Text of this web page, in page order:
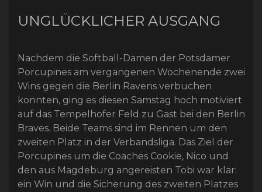
UNGLÜCKLICHER AUSGANG
Nachdem die Softball-Damen der Potsdamer
Porcupines am vergangenen Wochenende zwei
Wins gegen die Berlin Ravens verbuchen
konnten, ging es diesen Samstag hoch motiviert
auf das Tempelhofer Feld zu Gast bei den Berlin
Braves. Beide Teams sind im Rennen um den
zweiten Platz in der Verbandsliga. Das Ziel der
Porcupines um die Coaches Cookie, Nico und
den aus Magdeburg angereisten Tobi war klar:
ein Win und die Sicherung des zweiten Platzes